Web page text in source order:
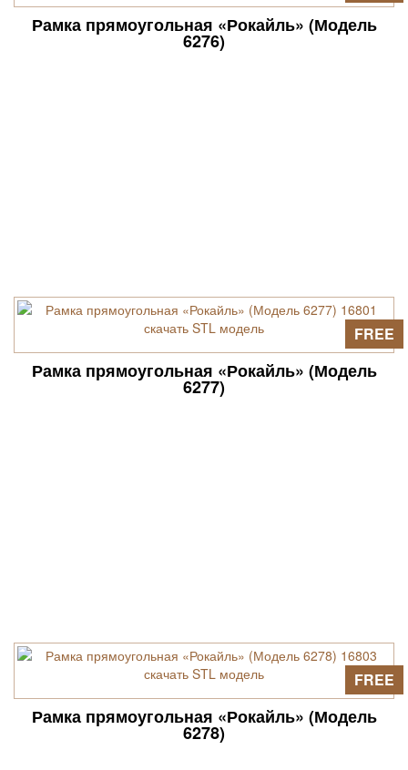
Рамка прямоугольная «Рокайль» (Модель
6276)
Рамка прямоугольная «Рокайль» (Модель
6277)
FREE
Рамка прямоугольная «Рокайль» (Модель
6278)
FREE